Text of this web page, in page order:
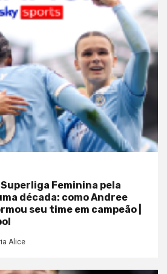
Feminina pela
década: como Andree
seu time em campeão |
Alice